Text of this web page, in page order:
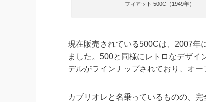
フィアット 500C（1949年）
現在販売されている500Cは、2007年
ました。500と同様にレトロなデザイ
デルがラインナップされており、オ
カブリオレと名乗っているものの、